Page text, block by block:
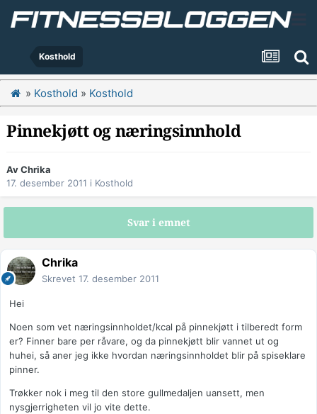
Kosthold
» Kosthold » Kosthold
Pinnekjøtt og næringsinnhold
AvChrika
17. desember 2011 i Kosthold
Svar i emnet
Chrika
Skrevet 17. desember 2011
Hei
Noen som vet næringsinnholdet/kcal på pinnekjøtt i tilberedt form
er? Finner bare per råvare, og da pinnekjøtt blir vannet ut og
huhei, så aner jeg ikke hvordan næringsinnholdet blir på spiseklare
pinner.
Trøkker nok i meg til den store gullmedaljen uansett, men
nysgjerrigheten vil jo vite dette.